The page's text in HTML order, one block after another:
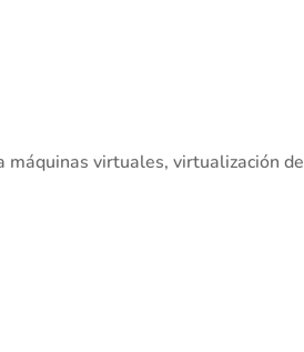
máquinas virtuales, virtualización de